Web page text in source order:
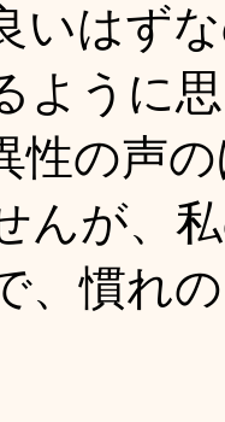
いはず
ように
の声
んが、
、慣れ